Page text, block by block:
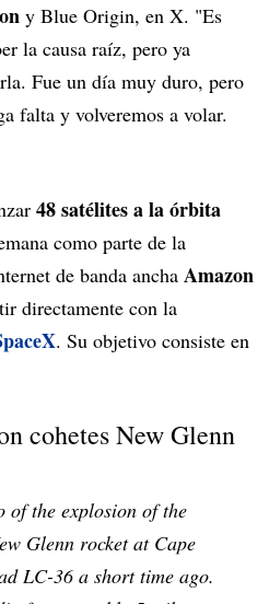
y Blue Origin, en X. "Es
la causa raíz, pero ya
Fue un día muy duro, pero
falta y volveremos a volar.
48 satélites a la órbita
como parte de la
de banda ancha Amazon
directamente con la
. Su objetivo consiste en
cohetes New Glenn
of the explosion of the
Glenn rocket at Cape
LC-36 a short time ago.